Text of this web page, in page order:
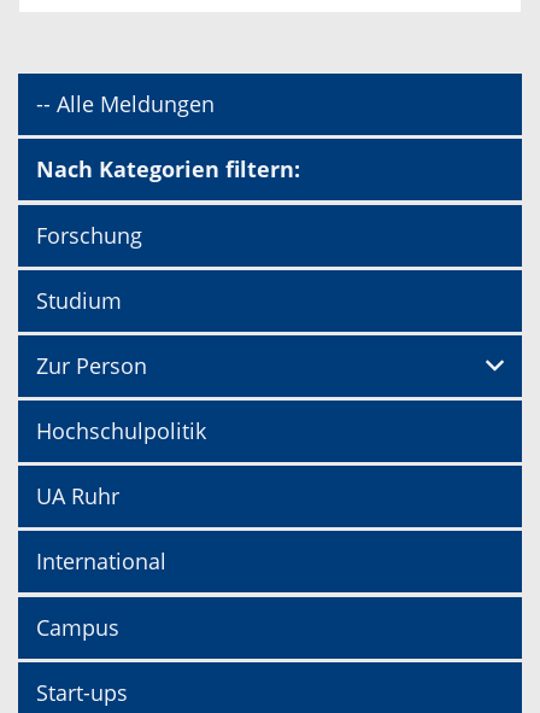
-- Alle Meldungen
Nach Kategorien filtern:
Forschung
Studium
Zur Person
Hochschulpolitik
UA Ruhr
International
Campus
Start-ups